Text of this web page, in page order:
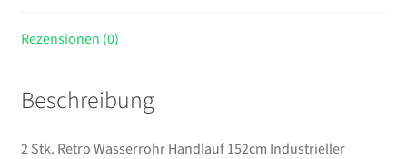
kg
für
im
Rezensionen (0)
Beschreibung
2 Stk. Retro Wasserrohr Handlauf 152cm Industrieller